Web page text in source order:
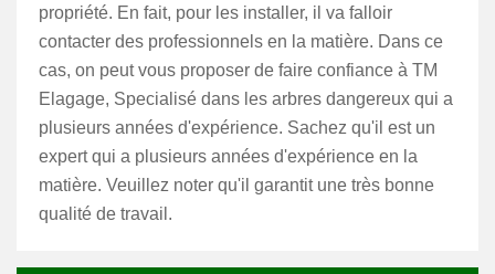
propriété. En fait, pour les installer, il va falloir
contacter des professionnels en la matière. Dans ce
cas, on peut vous proposer de faire confiance à TM
Elagage, Specialisé dans les arbres dangereux qui a
plusieurs années d'expérience. Sachez qu'il est un
expert qui a plusieurs années d'expérience en la
matière. Veuillez noter qu'il garantit une très bonne
qualité de travail.